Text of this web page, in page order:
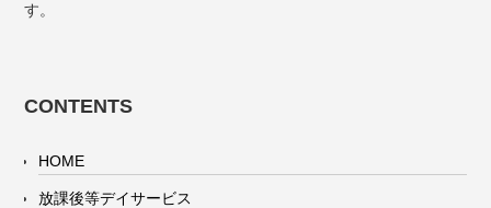
す。
CONTENTS
HOME
放課後等デイサービス